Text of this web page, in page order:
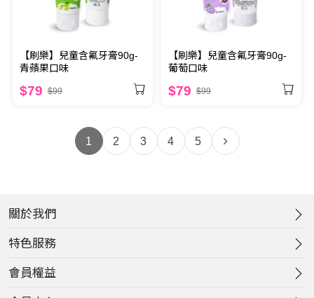
【刷樂】兒童含氟牙膏90g-
青蘋果口味
$79 $99
【刷樂】兒童含氟牙膏90g-
葡萄口味
$79 $99
1 2 3 4 5
關於我們
特色服務
會員權益